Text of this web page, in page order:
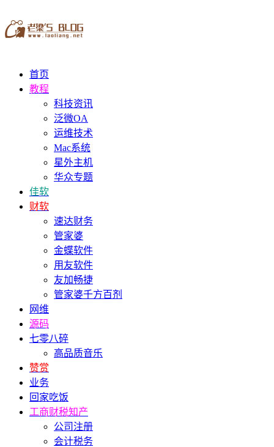
首页
教程
科技资讯
泛微OA
运维技术
Mac系统
星外主机
华众专题
佳软
财软
速达财务
管家婆
金蝶软件
用友软件
友加畅捷
管家婆千方百剂
网维
源码
七零八碎
高品质音乐
赞赏
业务
回家吃饭
工商财税知产
公司注册
会计税务